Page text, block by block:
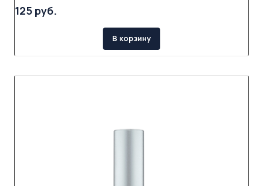
125 руб.
В корзину